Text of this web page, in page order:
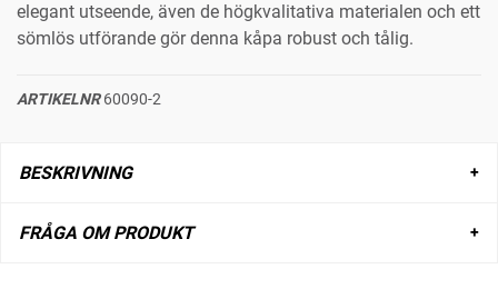
elegant utseende, även de högkvalitativa materialen och ett
sömlös utförande gör denna kåpa robust och tålig.
ARTIKELNR60090-2
BESKRIVNING
FRÅGA OM PRODUKT